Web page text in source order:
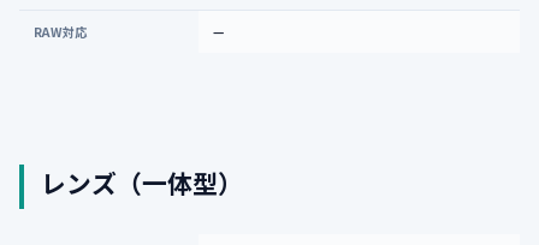
RAW対応 —
レンズ（一体型）